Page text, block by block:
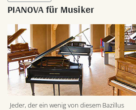
PIANOVA für Musiker
Jeder, der ein wenig von diesem Bazillus